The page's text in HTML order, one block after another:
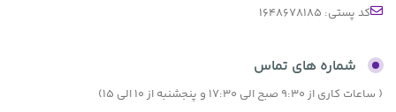
کد پستی: 1648678185
شماره های تماس
( ساعات کاری از 9:30 صبح الی 17:30 و پنجشنبه از 10 الی 15)